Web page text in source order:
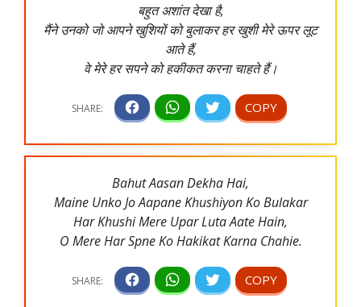
बहुत अशांत देखा है,
मैंने उनको जो आपने खुशियों को बुलाकर हर खुशी मेरे ऊपर लूट
आते हैं,
वे मेरे हर सपने को हकीकत करना चाहते हैं।
Bahut Aasan Dekha Hai,
Maine Unko Jo Aapane Khushiyon Ko Bulakar
Har Khushi Mere Upar Luta Aate Hain,
O Mere Har Spne Ko Hakikat Karna Chahie.